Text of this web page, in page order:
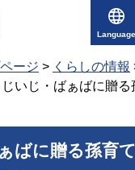
Language
ージ > くらしの情報
いじ・ばぁばに贈る
ばに贈る孫育